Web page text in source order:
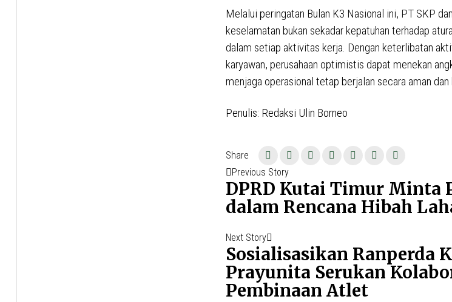
Melalui peringatan Bulan K3 Nasional ini, PT SKP
keselamatan bukan sekadar kepatuhan terhadap
dalam setiap aktivitas kerja. Dengan keterlibatan
karyawan, perusahaan optimistis dapat menekan
menjaga operasional tetap berjalan secara aman
Penulis: Redaksi Ulin Borneo
Share
Navigasi
pos
Previous Story
post:
DPRD Kutai Timur Minta
dalam Rencana Hibah
Next Story
post:
Sosialisasikan Ranperda
Prayunita Serukan
Pembinaan Atlet